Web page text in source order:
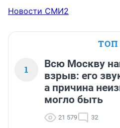
Новости СМИ2
ТОП
1
Всю Москву
взрыв: его
а причина
могло быть
21 579 32